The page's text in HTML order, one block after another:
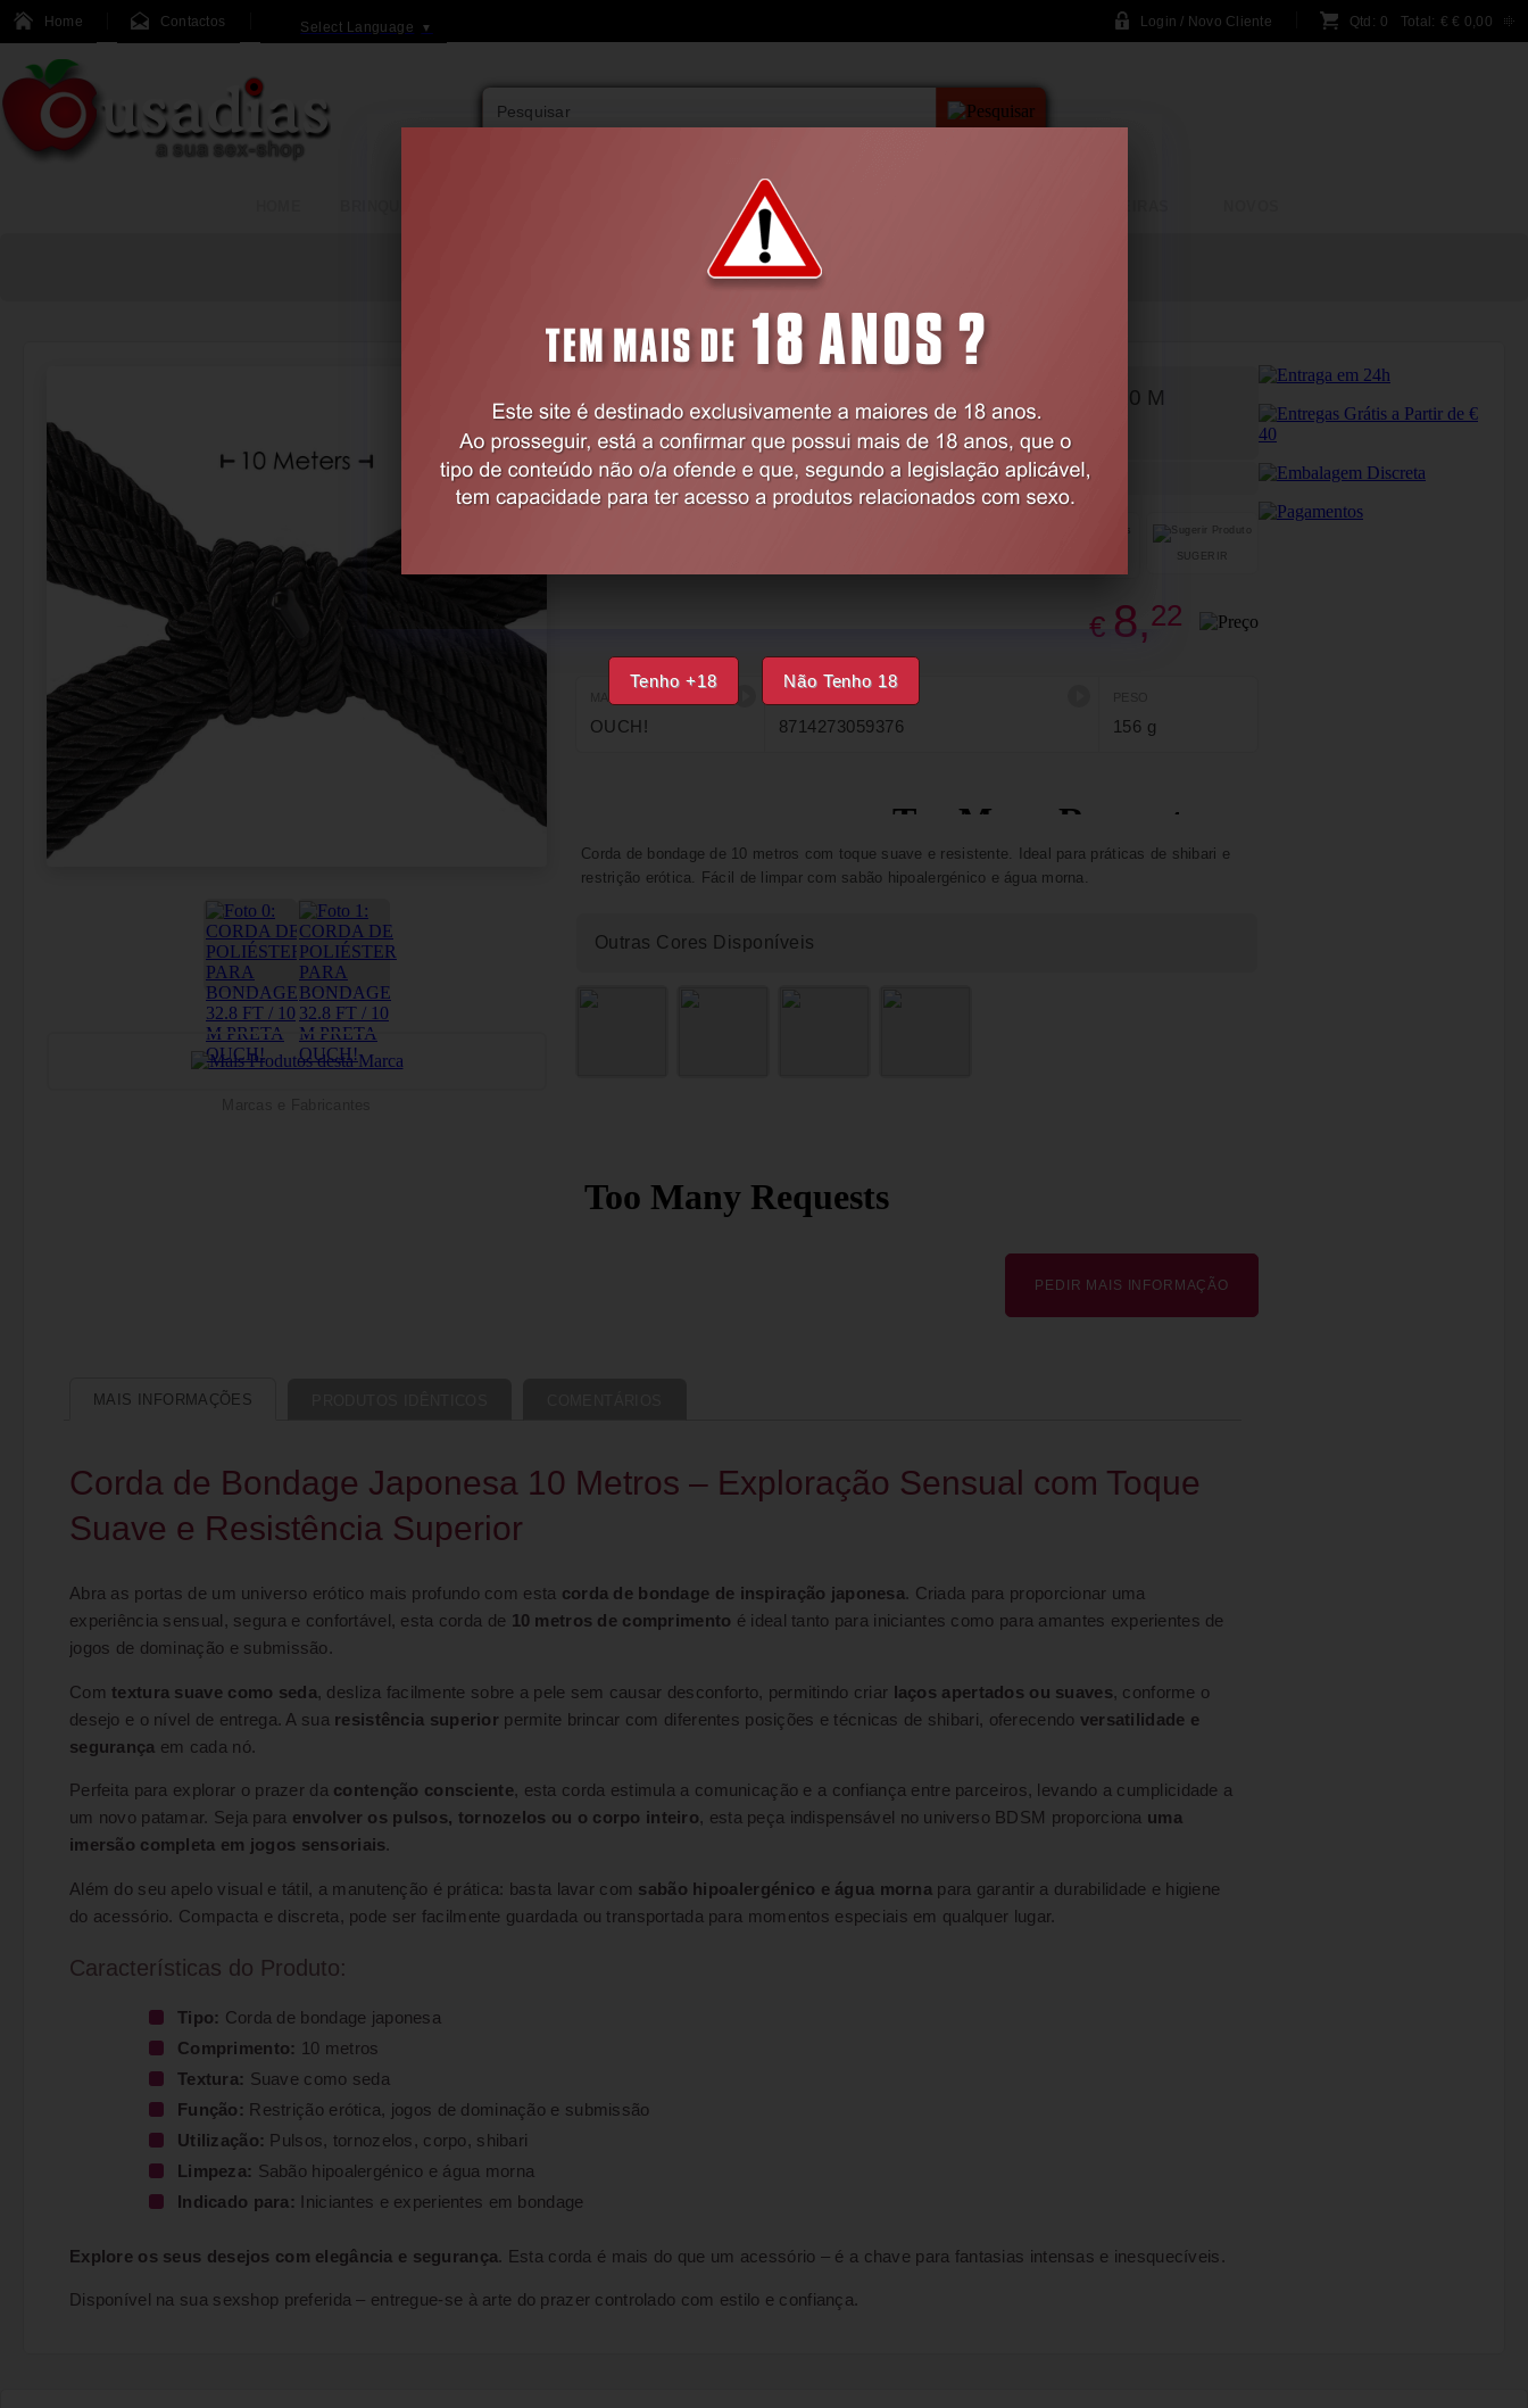
Tenho +18 Não Tenho 18
Home Contactos Select Language ▼ Login / Novo Cliente Qtd: 0 Total: €€ 0,00
LINGERIE
BDSM
CORDA DE POLIÉSTER PARA BONDAGE 32.8 FT / 10 M
PRETA OUCH!
Código:EX52639
SUGERIR
€ 8,22
OUCH! 8714273059376 156 g
Corda de bondage de 10 metros com toque suave e resistente. Ideal para práticas de shibari e
restrição erótica. Fácil de limpar com sabão hipoalergénico e água morna.
Outras Cores Disponíveis
PEDIR MAIS INFORMAÇÃO
MAIS INFORMAÇÕES
Corda de Bondage Japonesa 10 Metros – Exploração Sensual com Toque
Suave e Resistência Superior
Abra as portas de um universo erótico mais profundo com esta corda de bondage de inspiração japonesa. Criada para proporcionar uma
experiência sensual, segura e confortável, esta corda de 10 metros de comprimento é ideal tanto para iniciantes como para amantes experientes de
jogos de dominação e submissão.
Comtextura suave como seda, desliza facilmente sobre a pele sem causar desconforto, permitindo criar laços apertados ou suaves, conforme o
desejo e o nível de entrega. A sua resistência superior permite brincar com diferentes posições e técnicas de shibari, oferecendo versatilidade e
segurança em cada nó.
Perfeita para explorar o prazer da contenção consciente, esta corda estimula a comunicação e a confiança entre parceiros, levando a cumplicidade a
um novo patamar. Seja para envolver os pulsos, tornozelos ou o corpo inteiro, esta peça indispensável no universo BDSM proporciona uma
imersão completa em jogos sensoriais.
Além do seu apelo visual e tátil, a manutenção é prática: basta lavar com sabão hipoalergénico e água morna para garantir a durabilidade e higiene
do acessório. Compacta e discreta, pode ser facilmente guardada ou transportada para momentos especiais em qualquer lugar.
Características do Produto:
Tipo: Corda de bondage japonesa
Comprimento: 10 metros
Textura: Suave como seda
Função: Restrição erótica, jogos de dominação e submissão
Utilização: Pulsos, tornozelos, corpo, shibari
Limpeza: Sabão hipoalergénico e água morna
Indicado para: Iniciantes e experientes em bondage
Explore os seus desejos com elegância e segurança. Esta corda é mais do que um acessório – é a chave para fantasias intensas e inesquecíveis.
Disponível na sua sexshop preferida – entregue-se à arte do prazer controlado com estilo e confiança.